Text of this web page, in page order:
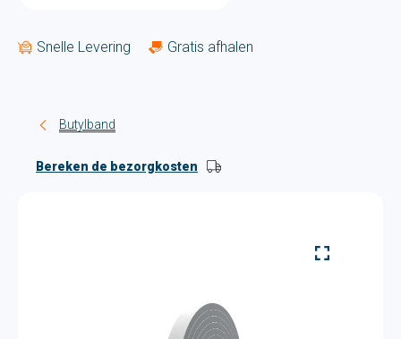
Snelle Levering Gratis afhalen
Butylband
Bereken de bezorgkosten